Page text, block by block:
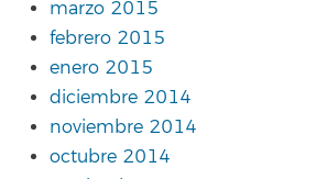
marzo 2015
febrero 2015
enero 2015
diciembre 2014
noviembre 2014
octubre 2014